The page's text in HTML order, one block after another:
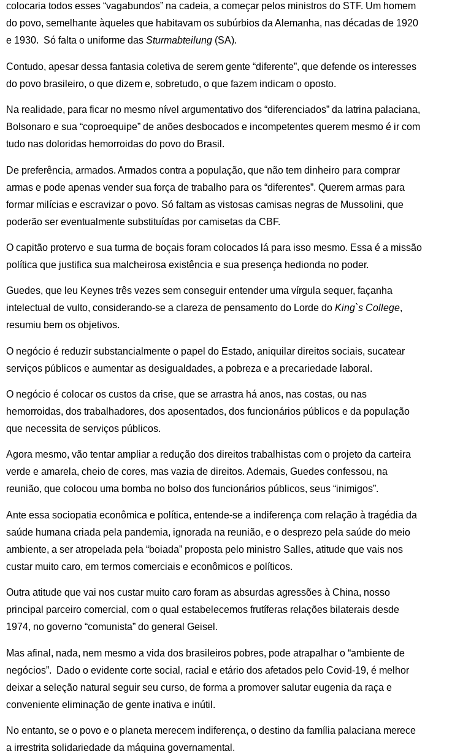
colocaria todos esses “vagabundos” na cadeia, a começar pelos ministros do STF. Um homem
do povo, semelhante àqueles que habitavam os subúrbios da Alemanha, nas décadas de 1920
e 1930. Só falta o uniforme das Sturmabteilung (SA).
Contudo, apesar dessa fantasia coletiva de serem gente “diferente”, que defende os interesses
do povo brasileiro, o que dizem e, sobretudo, o que fazem indicam o oposto.
Na realidade, para ficar no mesmo nível argumentativo dos “diferenciados” da latrina palaciana,
Bolsonaro e sua “coproequipe” de anões desbocados e incompetentes querem mesmo é ir com
tudo nas doloridas hemorroidas do povo do Brasil.
De preferência, armados. Armados contra a população, que não tem dinheiro para comprar
armas e pode apenas vender sua força de trabalho para os “diferentes”. Querem armas para
formar milícias e escravizar o povo. Só faltam as vistosas camisas negras de Mussolini, que
poderão ser eventualmente substituídas por camisetas da CBF.
O capitão protervo e sua turma de boçais foram colocados lá para isso mesmo. Essa é a missão
política que justifica sua malcheirosa existência e sua presença hedionda no poder.
Guedes, que leu Keynes três vezes sem conseguir entender uma vírgula sequer, façanha
intelectual de vulto, considerando-se a clareza de pensamento do Lorde do King`s College,
resumiu bem os objetivos.
O negócio é reduzir substancialmente o papel do Estado, aniquilar direitos sociais, sucatear
serviços públicos e aumentar as desigualdades, a pobreza e a precariedade laboral.
O negócio é colocar os custos da crise, que se arrastra há anos, nas costas, ou nas
hemorroidas, dos trabalhadores, dos aposentados, dos funcionários públicos e da população
que necessita de serviços públicos.
Agora mesmo, vão tentar ampliar a redução dos direitos trabalhistas com o projeto da carteira
verde e amarela, cheio de cores, mas vazia de direitos. Ademais, Guedes confessou, na
reunião, que colocou uma bomba no bolso dos funcionários públicos, seus “inimigos”.
Ante essa sociopatia econômica e política, entende-se a indiferença com relação à tragédia da
saúde humana criada pela pandemia, ignorada na reunião, e o desprezo pela saúde do meio
ambiente, a ser atropelada pela “boiada” proposta pelo ministro Salles, atitude que vais nos
custar muito caro, em termos comerciais e econômicos e políticos.
Outra atitude que vai nos custar muito caro foram as absurdas agressões à China, nosso
principal parceiro comercial, com o qual estabelecemos frutíferas relações bilaterais desde
1974, no governo “comunista” do general Geisel.
Mas afinal, nada, nem mesmo a vida dos brasileiros pobres, pode atrapalhar o “ambiente de
negócios”. Dado o evidente corte social, racial e etário dos afetados pelo Covid-19, é melhor
deixar a seleção natural seguir seu curso, de forma a promover salutar eugenia da raça e
conveniente eliminação de gente inativa e inútil.
No entanto, se o povo e o planeta merecem indiferença, o destino da família palaciana merece
a irrestrita solidariedade da máquina governamental.